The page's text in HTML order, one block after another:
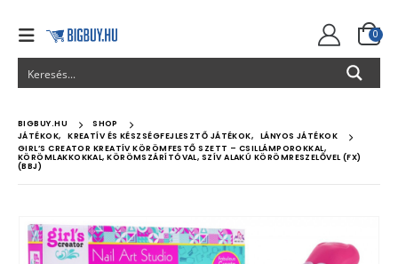
0
BIGBUY.HU
SHOP
JÁTÉKOK, KREATÍV ÉS KÉSZSÉGFEJLESZTŐ JÁTÉKOK,
LÁNYOS JÁTÉKOK
GIRL’S CREATOR KREATÍV KÖRÖMFESTŐ SZETT – CSILLÁMPOROKKAL,
KÖRÖMLAKKOKKAL, KÖRÖMSZÁRÍTÓVAL, SZÍV ALAKÚ KÖRÖMRESZELŐVEL (FX)
(BBJ)